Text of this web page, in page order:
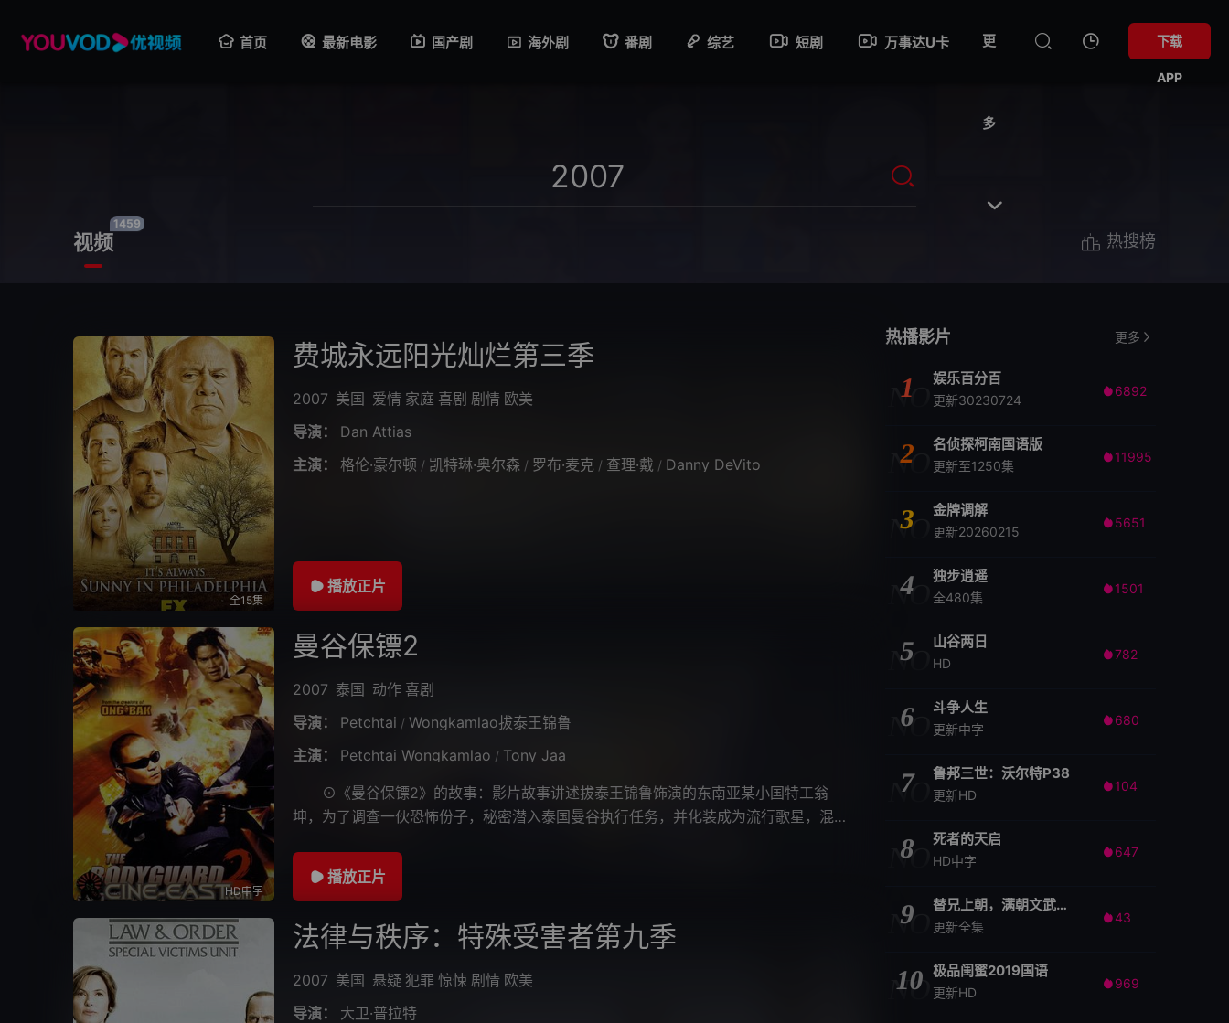
首页 最新电影 国产剧 海外剧 番剧 综艺 短剧 万事达U卡 更
多

下载
APP
视频
1459
热搜榜
全15集
费城永远阳光灿烂第三季
2007 美国 爱情 家庭 喜剧 剧情 欧美
导演：
Dan Attias
主演：
格伦·豪尔顿 / 凯特琳·奥尔森 / 罗布·麦克 / 查理·戴 / Danny DeVito
播放正片
HD中字
曼谷保镖2
2007 泰国 动作 喜剧
导演：
Petchtai / Wongkamlao拔泰王锦鲁
主演：
Petchtai Wongkamlao / Tony Jaa
⊙《曼谷保镖2》的故事：影片故事讲述拔泰王锦鲁饰演的东南亚某小国特工翁
坤，为了调查一伙恐怖份子，秘密潜入泰国曼谷执行任务，并化装成为流行歌星，混入
播放正片
法律与秩序：特殊受害者第九季
2007 美国 悬疑 犯罪 惊悚 剧情 欧美
导演：
大卫·普拉特
热播影片 更多
NO
1 娱乐百分百
更新30230724
 6892
NO
2 名侦探柯南国语版
更新至1250集
 11995
NO
3 金牌调解
更新20260215
 5651
NO
4 独步逍遥
全480集
 1501
NO
5 山谷两日
HD
782
NO
6 斗争人生
更新中字
 680
NO
7 鲁邦三世：沃尔特P38
更新HD
 104
NO
8 死者的天启
HD中字
 647
NO
9 替兄上朝，满朝文武随我吃瓜
更新全集
43
NO
10 极品闺蜜2019国语
更新HD
 969